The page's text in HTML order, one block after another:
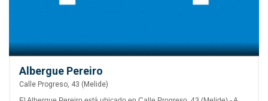
Albergue Pereiro
Calle Progreso, 43 (Melide)